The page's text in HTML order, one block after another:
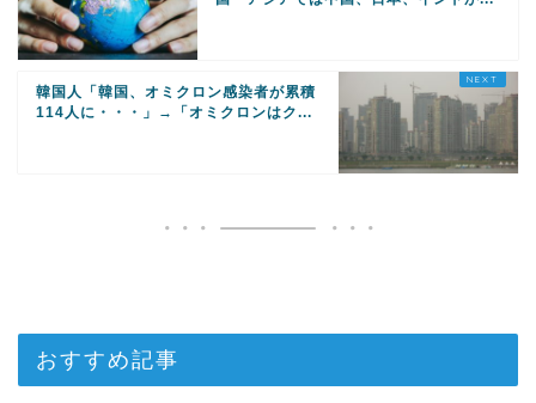
韓国人「韓国、オミクロン感染者が累積
114人に・・・」→「オミクロンはク...
おすすめ記事